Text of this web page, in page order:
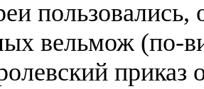
вельмож (по-
приказ